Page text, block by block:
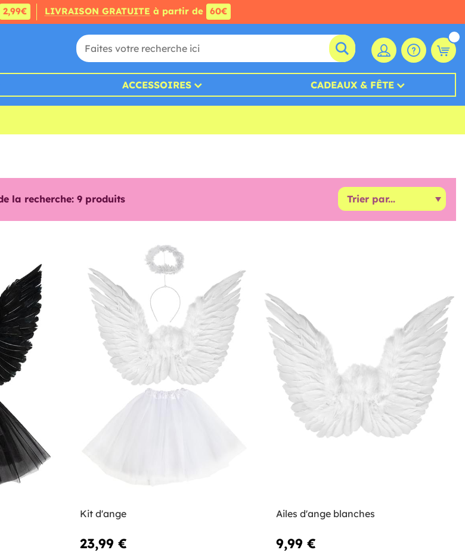
2,99€ LIVRAISON GRATUITE à partir de 60€
ACCESSOIRES CADEAUX & FÊTE
la recherche: 9produits
Kit d'ange
23,99 €
Ailes d'ange blanches
9,99 €